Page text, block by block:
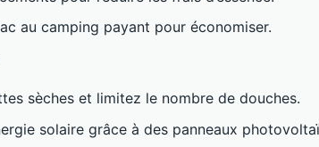
au camping payant pour économiser.
sèches et limitez le nombre de douches.
solaire grâce à des panneaux